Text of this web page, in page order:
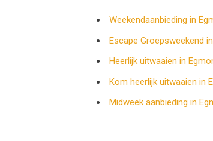
Weekendaanbieding in
Escape Groepsweekend
Heerlijk uitwaaien in
Kom heerlijk uitwaaien in
Midweek aanbieding in